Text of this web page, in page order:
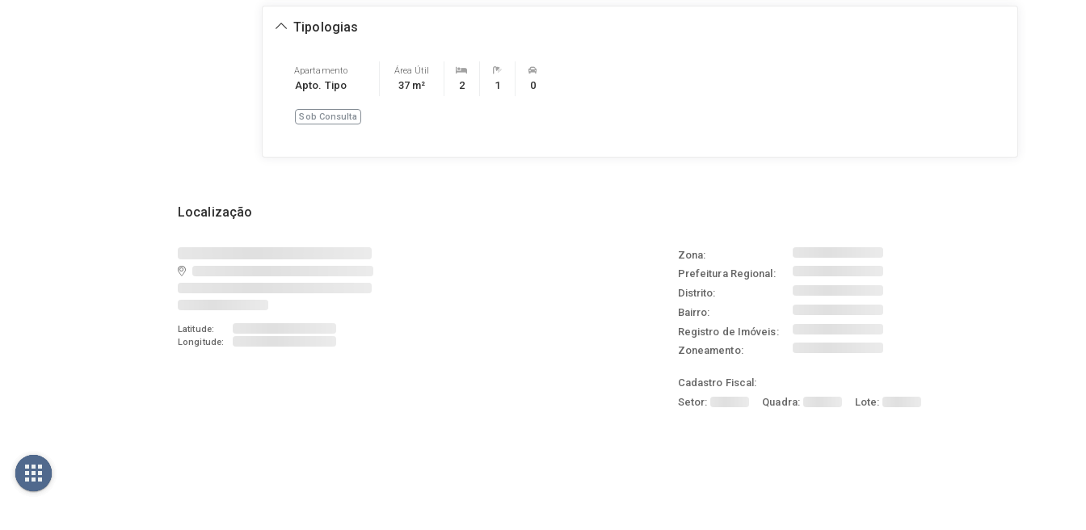
Tipologias
Apartamento
Apto. Tipo
Área Útil
37 m² 2 1 0
Sob Consulta
Localização
Latitude:
Longitude:
Zona:
Prefeitura Regional:
Distrito:
Bairro:
Registro de Imóveis:
Zoneamento:
Cadastro Fiscal:
Setor:
Quadra: Lote: